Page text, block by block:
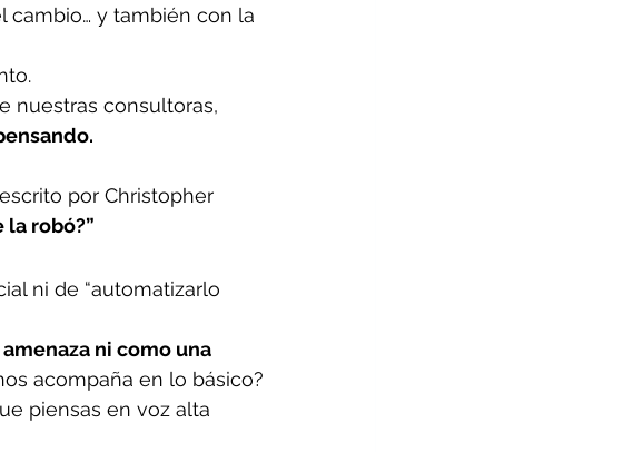
cambio… y también con la
nuestras consultoras,
por Christopher
la robó?”
ni de “automatizarlo
ni como una
acompaña en lo básico?
piensas en voz alta